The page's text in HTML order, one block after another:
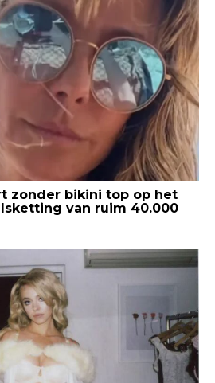
zonder bikini top op het
van ruim 40.000